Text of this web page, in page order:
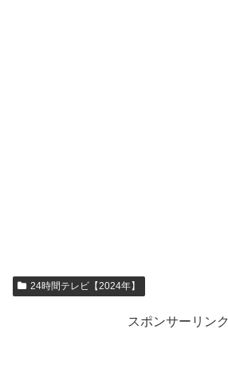
24時間テレビ【2024年】
スポンサーリンク